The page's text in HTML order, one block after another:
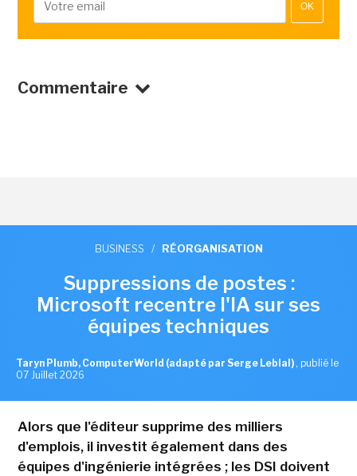
OK
Commentaire
BUSINESS / RÉORGANISATION
Suppressions de postes :
Microsoft recentre l'IA sur ses
équipes techniques
Taryn Plumb, ComputerWorld (adapté par Serge Leblal) , publié le
07 Juillet 2026
Alors que l'éditeur supprime des milliers
d'emplois, il investit également dans des
équipes d'ingénierie intégrées ; les DSI doivent